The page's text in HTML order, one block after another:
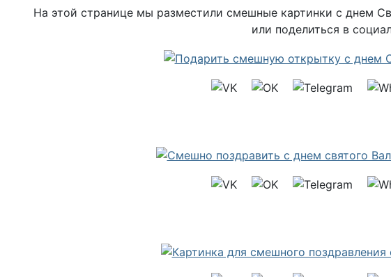
На этой странице мы разместили смешные картинки с днем
или поделиться в